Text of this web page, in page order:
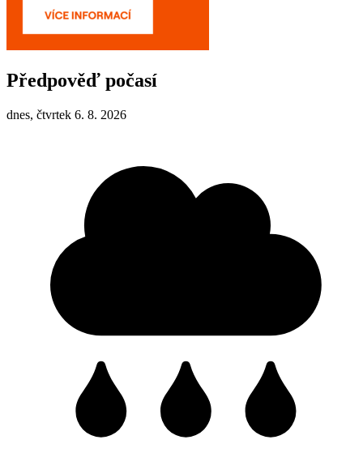
Předpověď počasí
dnes, čtvrtek 6. 8. 2026